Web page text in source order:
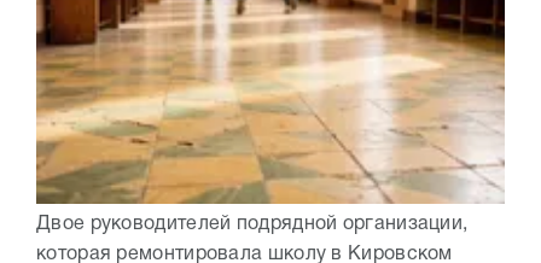
Двое руководителей подрядной организации,
которая ремонтировала школу в Кировском